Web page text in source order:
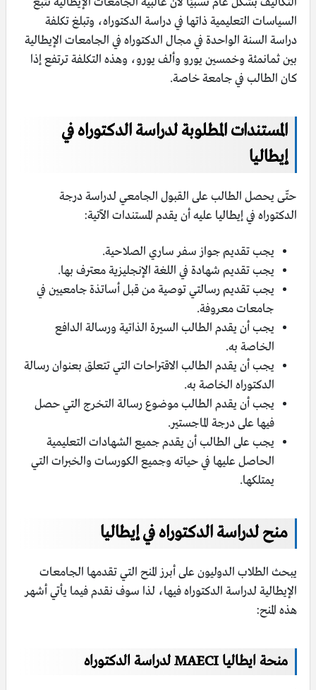
السياسات التعليمية ذاتها في دراسة الدكتوراه، وتبلغ تكلفة
دراسة السنة الواحدة في مجال الدكتوراه في الجامعات الإيطالية
بين ثمانمئة وخمسين يورو وألف يورو، وهذه التكلفة ترتفع إذا
كان الطالب في جامعة خاصة.
المستندات المطلوبة لدراسة الدكتوراه في
إيطاليا
حتّى يحصل الطالب على القبول الجامعي لدراسة درجة
الدكتوراه في إيطاليا عليه أن يقدم المستندات الآتية:
يجب تقديم جواز سفر ساري الصلاحية.
يجب تقديم شهادة في اللغة الإنجليزية معترف بها.
يجب تقديم رسالتي توصية من قبل أساتذة جامعيين في
جامعات معروفة.
يجب أن يقدم الطالب السيرة الذاتية ورسالة الدافع
الخاصة به.
يجب أن يقدم الطالب الاقتراحات التي تتعلق بعنوان رسالة
الدكتوراه الخاصة به.
يجب أن يقدم الطالب موضوع رسالة التخرج التي حصل
فيها على درجة الماجستير.
يجب على الطالب أن يقدم جميع الشهادات التعليمية
الحاصل عليها في حياته وجميع الكورسات والخبرات التي
يمتلكها.
منح لدراسة الدكتوراه في إيطاليا
يبحث الطلاب الدوليون على أبرز المنح التي تقدمها الجامعات
الإيطالية لدراسة الدكتوراه فيها، لذا سوف نقدم فيما يأتي أشهر
هذه المنح:
منحة ايطاليا MAECI لدراسة الدكتوراه